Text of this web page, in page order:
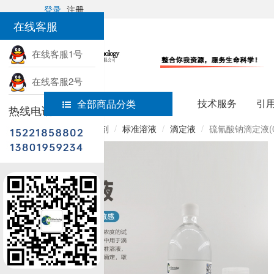
在线客服
在线客服1号
在线客服2号
热线电话
登录 注册
全部商品分类 技术服务 引
首页 实验试剂 标准溶液 滴定液 硫氰酸钠滴定液